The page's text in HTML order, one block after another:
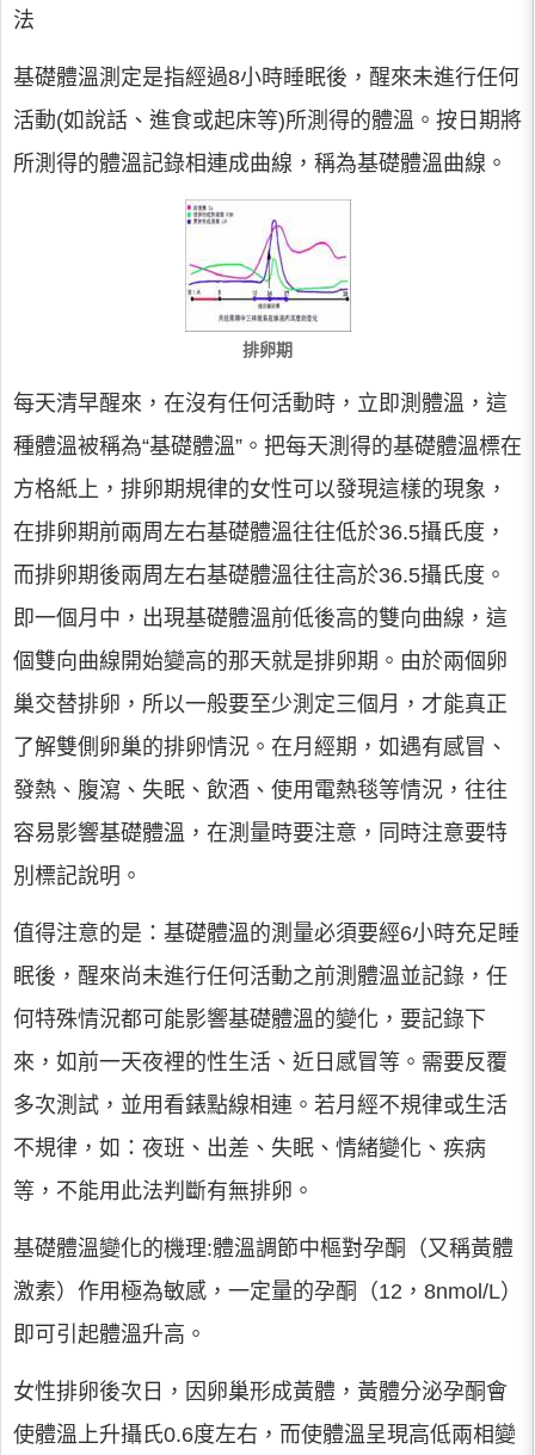
法
基礎體溫測定是指經過8小時睡眠後，醒來未進行任何
活動(如說話、進食或起床等)所測得的體溫。按日期將
所測得的體溫記錄相連成曲線，稱為基礎體溫曲線。
排卵期
每天清早醒來，在沒有任何活動時，立即測體溫，這
種體溫被稱為“基礎體溫”。把每天測得的基礎體溫標在
方格紙上，排卵期規律的女性可以發現這樣的現象，
在排卵期前兩周左右基礎體溫往往低於36.5攝氏度，
而排卵期後兩周左右基礎體溫往往高於36.5攝氏度。
即一個月中，出現基礎體溫前低後高的雙向曲線，這
個雙向曲線開始變高的那天就是排卵期。由於兩個卵
巢交替排卵，所以一般要至少測定三個月，才能真正
了解雙側卵巢的排卵情況。在月經期，如遇有感冒、
發熱、腹瀉、失眠、飲酒、使用電熱毯等情況，往往
容易影響基礎體溫，在測量時要注意，同時注意要特
別標記說明。
值得注意的是：基礎體溫的測量必須要經6小時充足睡
眠後，醒來尚未進行任何活動之前測體溫並記錄，任
何特殊情況都可能影響基礎體溫的變化，要記錄下
來，如前一天夜裡的性生活、近日感冒等。需要反覆
多次測試，並用看錶點線相連。若月經不規律或生活
不規律，如：夜班、出差、失眠、情緒變化、疾病
等，不能用此法判斷有無排卵。
基礎體溫變化的機理:體溫調節中樞對孕酮（又稱黃體
激素）作用極為敏感，一定量的孕酮（12，8nmol/L）
即可引起體溫升高。
女性排卵後次日，因卵巢形成黃體，黃體分泌孕酮會
使體溫上升攝氏0.6度左右，而使體溫呈現高低兩相變